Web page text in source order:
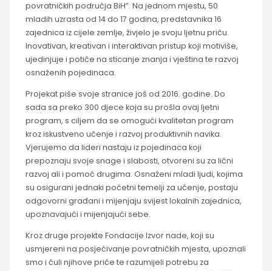
povratničkih područja BiH”. Na jednom mjestu, 50
mladih uzrasta od 14 do 17 godina, predstavnika 16
zajednica iz cijele zemlje, živjelo je svoju ljetnu priču.
Inovativan, kreativan i interaktivan pristup koji motiviše,
ujedinjuje i potiče na sticanje znanja i vještina te razvoj
osnaženih pojedinaca.
Projekat piše svoje stranice još od 2016. godine. Do
sada sa preko 300 djece koja su prošla ovaj ljetni
program, s ciljem da se omogući kvalitetan program
kroz iskustveno učenje i razvoj produktivnih navika.
Vjerujemo da lideri nastaju iz pojedinaca koji
prepoznaju svoje snage i slabosti, otvoreni su za lični
razvoj ali i pomoć drugima. Osnaženi mladi ljudi, kojima
su osigurani jednaki početni temelji za učenje, postaju
odgovorni građani i mijenjaju svijest lokalnih zajednica,
upoznavajući i mijenjajući sebe.
Kroz druge projekte Fondacije Izvor nade, koji su
usmjereni na posjećivanje povratničkih mjesta, upoznali
smo i čuli njihove priče te razumijeli potrebu za